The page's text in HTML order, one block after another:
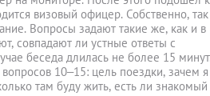
визовый офицер. Собственно, так
Вопросы задают такие же, как и в
совпадают ли устные ответы с
беседа длилась не более 15
10–15: цель поездки, зачем я
там буду жить, есть ли знакомый